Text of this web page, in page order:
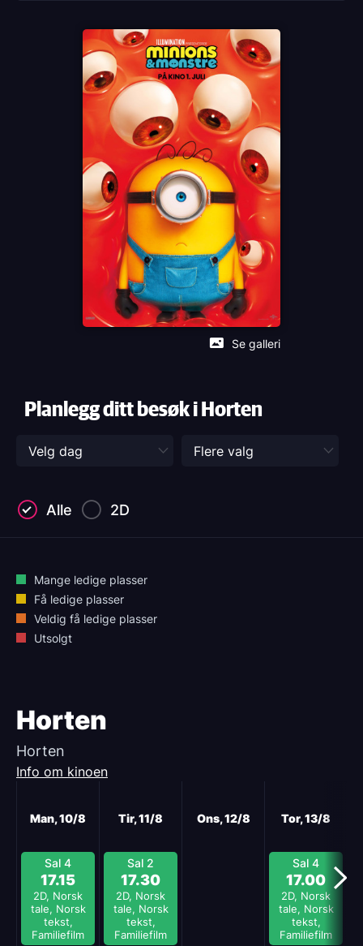
Se galleri
Jeff Bridges
Christoph Waltz
Zoey Deutch
Allison Janney
Trey Parker
Animation
Children's Movie
United International Pictures
Planlegg ditt besøk i Horten
Alle 2D
Horten
Horten
Info om kinoen
Man, 10/8
Sal 4
17.15
2D, Norsk
tale, Norsk
tekst,
Familiefilm
Tir, 11/8
Sal 2
17.30
2D, Norsk
tale, Norsk
tekst,
Familiefilm
Ons, 12/8 Tor, 13/8
Sal 4
17.00
2D, Norsk
tale, Norsk
tekst,
Familiefilm
Mange ledige plasser
Få ledige plasser
Veldig få ledige plasser
Utsolgt